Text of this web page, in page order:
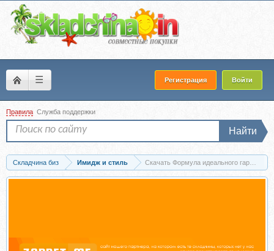
☰ Регистрация Войти
Правила Служба поддержки
Найти
Складчина биз Имидж и стиль Скачать Формула идеального гардероба